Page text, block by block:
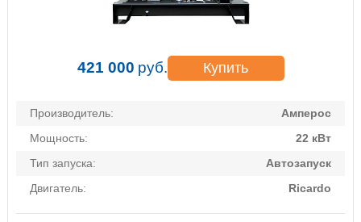
421 000 руб. Купить
Производитель:
Амперос
Мощность:
22 кВт
Тип запуска:
Автозапуск
Двигатель:
Ricardo